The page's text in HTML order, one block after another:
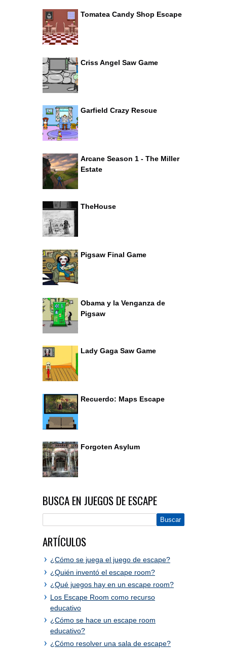
Tomatea Candy Shop Escape
Criss Angel Saw Game
Garfield Crazy Rescue
Arcane Season 1 - The Miller
Estate
TheHouse
Pigsaw Final Game
Obama y la Venganza de
Pigsaw
Lady Gaga Saw Game
Recuerdo: Maps Escape
Forgoten Asylum
BUSCA EN JUEGOS DE ESCAPE
ARTÍCULOS
¿Cómo se juega el juego de escape?
¿Quién inventó el escape room?
¿Qué juegos hay en un escape room?
Los Escape Room como recurso
educativo
¿Cómo se hace un escape room
educativo?
¿Cómo resolver una sala de escape?